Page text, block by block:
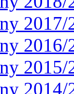
2017/
2016/
2015/
2014/